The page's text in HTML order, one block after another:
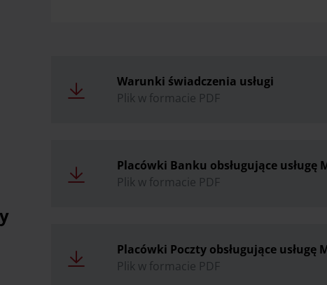
Warunki świadczenia usługi
Plik w formacie PDF
Placówki Banku obsługujące usługę
Plik w formacie PDF
Placówki Poczty obsługujące usługę
Plik w formacie PDF